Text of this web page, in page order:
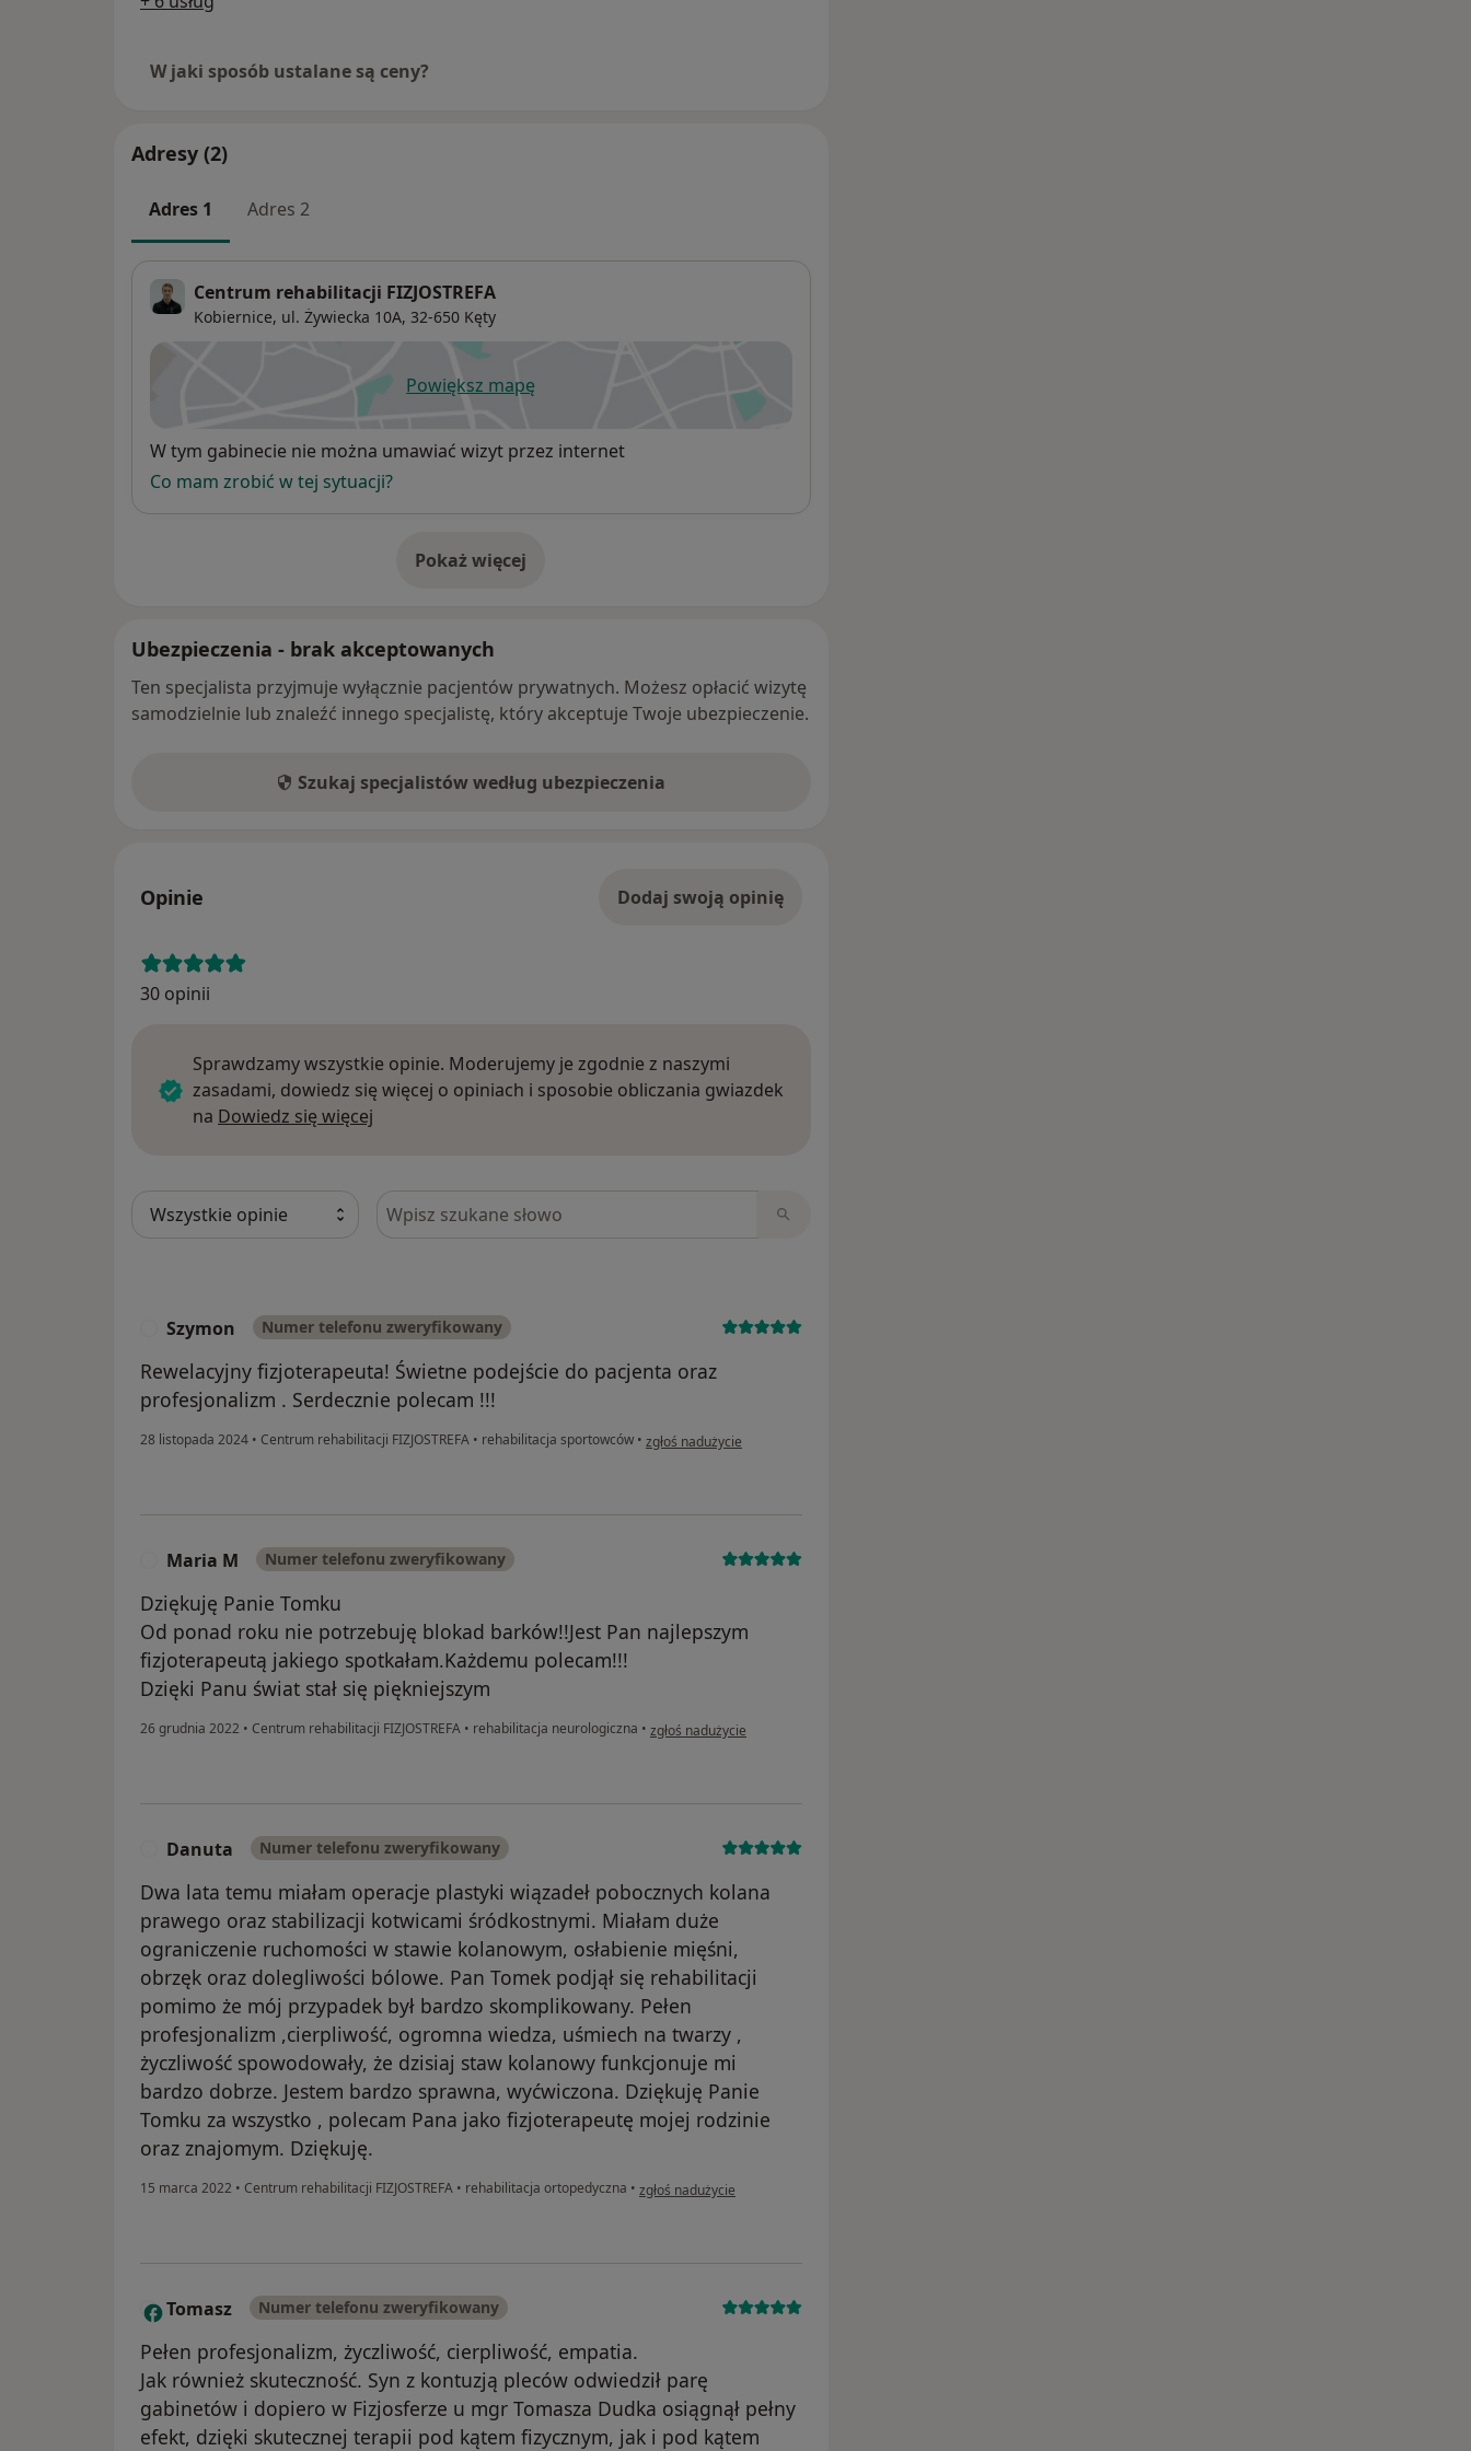
Medycyny Manualnej dr Radosława Składowskiego.
W jaki sposób ustalane są ceny?
Adresy (2)
Adres 1 Adres 2
Centrum rehabilitacji FIZJOSTREFA
Kobiernice, ul. Żywiecka 10A, 32-650 Kęty
Powiększ mapęotwiera się w nowej karcie
Dostępność
W tym gabinecie nie można umawiać wizyt przez internet
Co mam zrobić w tej sytuacji?
Pokaż więcej
o adresie
Ubezpieczenia - brak akceptowanych
Ten specjalista przyjmuje wyłącznie pacjentów prywatnych. Możesz opłacić wizytę
samodzielnie lub znaleźć innego specjalistę, który akceptuje Twoje ubezpieczenie.
Szukaj specjalistów według ubezpieczenia
Opinie Dodaj swoją opinię
30 opinii
Sprawdzamy wszystkie opinie. Moderujemy je zgodnie z naszymi
zasadami, dowiedz się więcej o opiniach i sposobie obliczania gwiazdek
na Dowiedz się więcej
Szukaj w opiniach
Szymon Numer telefonu zweryfikowany
Rewelacyjny fizjoterapeuta! Świetne podejście do pacjenta oraz
profesjonalizm . Serdecznie polecam !!!
28 listopada 2024 • Centrum rehabilitacji FIZJOSTREFA • rehabilitacja sportowców • w opinii użytkownika Szymon
zgłoś nadużycie
Maria M Numer telefonu zweryfikowany
Dziękuję Panie Tomku
Od ponad roku nie potrzebuję blokad barków!!Jest Pan najlepszym
fizjoterapeutą jakiego spotkałam.Każdemu polecam!!!
Dzięki Panu świat stał się piękniejszym
26 grudnia 2022 • Centrum rehabilitacji FIZJOSTREFA • rehabilitacja neurologiczna • w opinii użytkownika Maria M
zgłoś nadużycie
Danuta Numer telefonu zweryfikowany
Dwa lata temu miałam operacje plastyki wiązadeł pobocznych kolana
prawego oraz stabilizacji kotwicami śródkostnymi. Miałam duże
ograniczenie ruchomości w stawie kolanowym, osłabienie mięśni,
obrzęk oraz dolegliwości bólowe. Pan Tomek podjął się rehabilitacji
pomimo że mój przypadek był bardzo skomplikowany. Pełen
profesjonalizm ,cierpliwość, ogromna wiedza, uśmiech na twarzy ,
życzliwość spowodowały, że dzisiaj staw kolanowy funkcjonuje mi
bardzo dobrze. Jestem bardzo sprawna, wyćwiczona. Dziękuję Panie
Tomku za wszystko , polecam Pana jako fizjoterapeutę mojej rodzinie
oraz znajomym. Dziękuję.
15 marca 2022 • Centrum rehabilitacji FIZJOSTREFA • rehabilitacja ortopedyczna • w opinii użytkownika Danuta
zgłoś nadużycie
T Tomasz Numer telefonu zweryfikowany
Pełen profesjonalizm, życzliwość, cierpliwość, empatia.
Jak również skuteczność. Syn z kontuzją pleców odwiedził parę
gabinetów i dopiero w Fizjosferze u mgr Tomasza Dudka osiągnął pełny
efekt, dzięki skutecznej terapii pod kątem fizycznym, jak i pod kątem